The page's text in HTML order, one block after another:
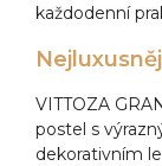
každodenní
VITTOZA
postel s
dekorativním